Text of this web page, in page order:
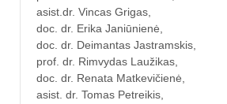
asist.dr. Vincas Grigas,
doc. dr. Erika Janiūnienė,
doc. dr. Deimantas Jastramskis,
prof. dr. Rimvydas Laužikas,
doc. dr. Renata Matkevičienė,
asist. dr. Tomas Petreikis,